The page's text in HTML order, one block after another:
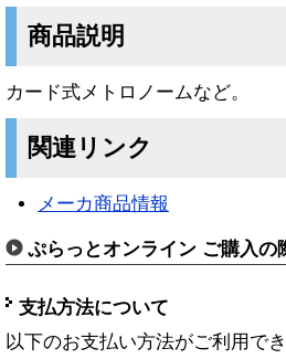
商品説明
カード式メトロノームなど。
関連リンク
メーカ商品情報
ぷらっとオンライン ご購入の
支払方法について
以下のお支払い方法がご利用で